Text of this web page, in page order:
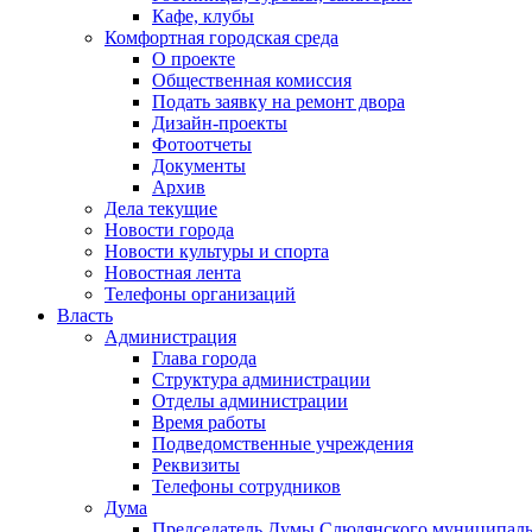
Кафе, клубы
Комфортная городская среда
О проекте
Общественная комиссия
Подать заявку на ремонт двора
Дизайн-проекты
Фотоотчеты
Документы
Архив
Дела текущие
Новости города
Новости культуры и спорта
Новостная лента
Телефоны организаций
Власть
Администрация
Глава города
Структура администрации
Отделы администрации
Время работы
Подведомственные учреждения
Реквизиты
Телефоны сотрудников
Дума